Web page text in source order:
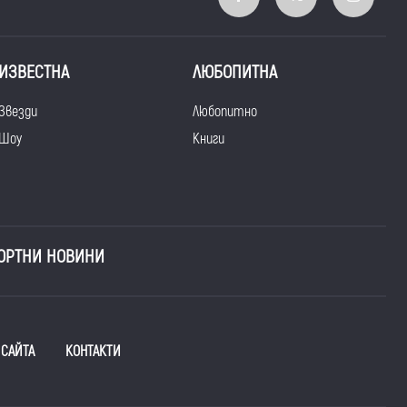
ЛЮБОПИТНА
Любопитно
Книги
НОВИНИ
КОНТАКТИ